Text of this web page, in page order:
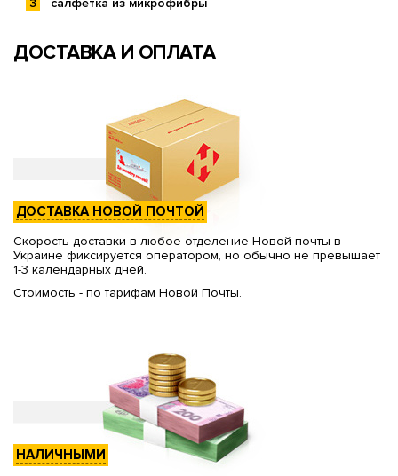
салфетка из микрофибры
ДОСТАВКА И ОПЛАТА
ДОСТАВКА НОВОЙ ПОЧТОЙ
Скорость доставки в любое отделение Новой почты в
Украине фиксируется оператором, но обычно не превышает
1-3 календарных дней.
Стоимость - по тарифам Новой Почты.
НАЛИЧНЫМИ